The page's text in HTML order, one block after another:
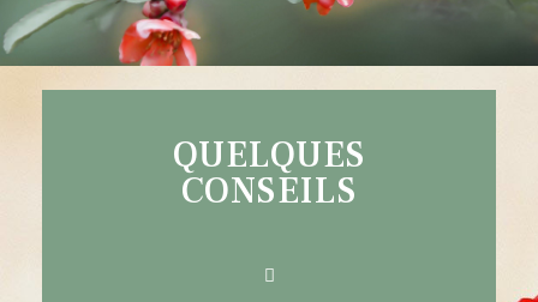
QUELQUES
CONSEILS